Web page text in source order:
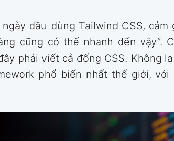
đầu dùng Tailwind CSS, cảm
cũng có thể nhanh đến vậy”.
phải viết cả đống CSS. Không
phổ biến nhất thế giới,